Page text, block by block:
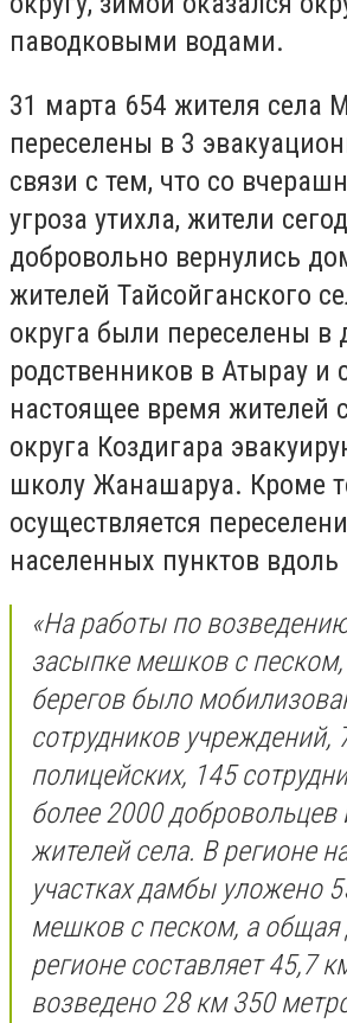
паводковыми водами.
31 марта 654 жителя села
переселены в 3
связи с тем, что со
угроза утихла, жители
добровольно вернулись
жителей Тайсойганского
округа были переселены в
родственников в Атырау
настоящее время жителей
округа Коздигара
школу Жанашаруа. Кроме
осуществляется
населенных пунктов
«На работы по
засыпке мешков с
берегов было
сотрудников учреждений,
полицейских, 145
более 2000 добровольцев
жителей села. В регионе
участках дамбы уложено
мешков с песком, а
регионе составляет 45,7
возведено 28 км 350